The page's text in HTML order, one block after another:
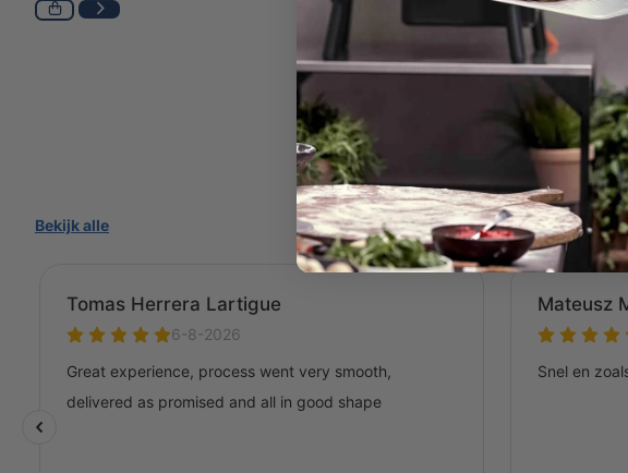
Stabiele temperatuur
Bundel met een
Bekijk alle